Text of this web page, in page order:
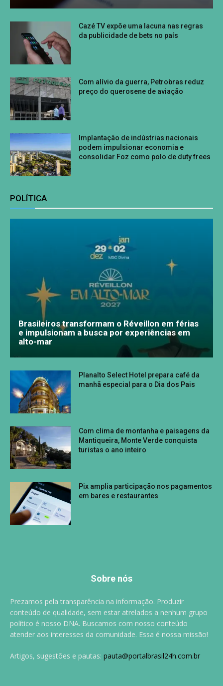
Cazé TV expõe uma lacuna nas regras
da publicidade de bets no país
Com alívio da guerra, Petrobras reduz
preço do querosene de aviação
Implantação de indústrias nacionais
podem impulsionar economia e
consolidar Foz como polo de duty frees
POLÍTICA
Brasileiros transformam o Réveillon em férias
e impulsionam a busca por experiências em
alto-mar
Planalto Select Hotel prepara café da
manhã especial para o Dia dos Pais
Com clima de montanha e paisagens da
Mantiqueira, Monte Verde conquista
turistas o ano inteiro
Pix amplia participação nos pagamentos
em bares e restaurantes
Sobre nós
Prezamos pela transparência na informação. Produzir
conteúdo de qualidade, sem estar atrelados a nenhum grupo
político é nosso DNA. Buscamos com nosso conteúdo
atender aos interesses da comunidade. Essa é nossa missão!
Artigos, sugestões e pautas: pauta@portalbrasil24h.com.br